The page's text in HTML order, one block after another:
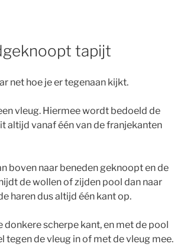
tapijt
net hoe je er tegenaan kijkt.
vleug. Hiermee wordt bedoeld de
altijd vanaf één van de franjekanten
boven naar beneden geknoopt en de
de wollen of zijden pool dan naar
haren dus altijd één kant op.
donkere scherpe kant, en met de pool
tegen de vleug in of met de vleug mee.